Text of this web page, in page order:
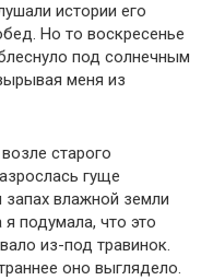
истории его
Но то воскресенье
под солнечным
меня из
старого
гуще
влажной земли
подумала, что это
из-под травинок.
оно выглядело.